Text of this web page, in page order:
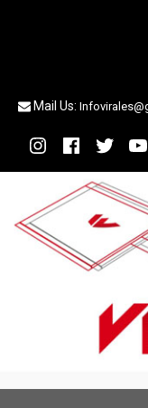
Mail Us: